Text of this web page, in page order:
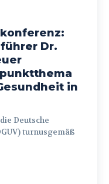
Dr.
in
turnusgemäß